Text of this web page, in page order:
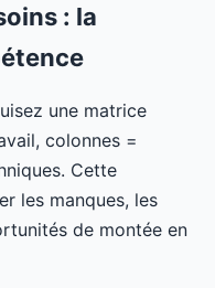
: la
une matrice
colonnes =
Cette
les manques, les
de montée en